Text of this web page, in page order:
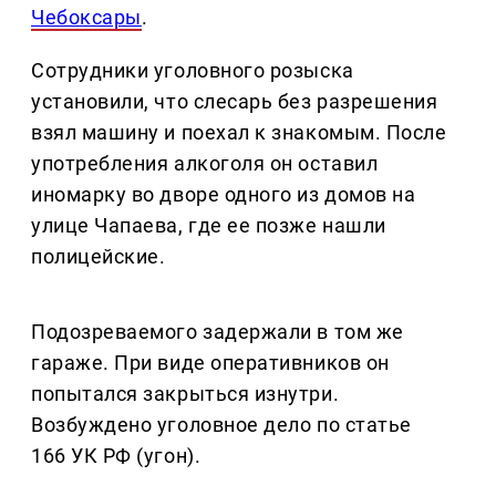
Чебоксары.
Сотрудники уголовного розыска
установили, что слесарь без разрешения
взял машину и поехал к знакомым. После
употребления алкоголя он оставил
иномарку во дворе одного из домов на
улице Чапаева, где ее позже нашли
полицейские.
Подозреваемого задержали в том же
гараже. При виде оперативников он
попытался закрыться изнутри.
Возбуждено уголовное дело по статье
166 УК РФ (угон).